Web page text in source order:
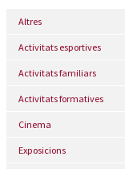
Altres
Activitats esportives
Activitats familiars
Activitats formatives
Cinema
Exposicions